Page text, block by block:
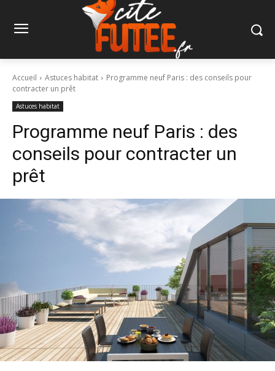
Accueil Astuces habitat
Programme neuf Paris : des conseils pour
contracter un prêt
Astuces habitat
Programme neuf Paris : des
conseils pour contracter un
prêt